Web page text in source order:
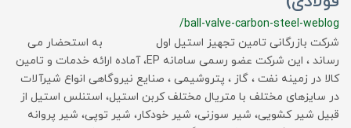
/ball-valve-carbon-steel-weblog
شرکت بازرگانی تامین تجهیز استیل اول به استحضار می
رساند ، این شرکت عضو رسمی سامانه EP، آماده ارائه خدمات و تامین
کالا در زمینه نفت ، گاز ، پتروشیمی ، صنایع نیروگاهی انواع شیرآلات
در سایزهای مختلف با متریال مختلف کربن استیل، استنلس استیل از
قبیل شیر کشویی، شیر سوزنی، شیر خودکار، شیر توپی، شیر پروانه